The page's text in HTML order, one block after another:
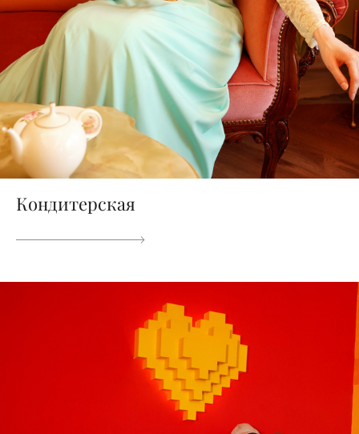
Кондитерская